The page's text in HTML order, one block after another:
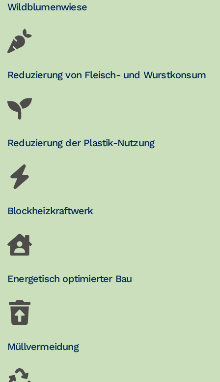
Wildblumenwiese
Reduzierung von Fleisch- und Wurstkonsum
Reduzierung der Plastik-Nutzung
Blockheizkraftwerk
Energetisch optimierter Bau
Müllvermeidung